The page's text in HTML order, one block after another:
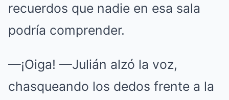
recuerdos que nadie en esa sala
podría comprender.
—¡Oiga! —Julián alzó la voz,
chasqueando los dedos frente a la